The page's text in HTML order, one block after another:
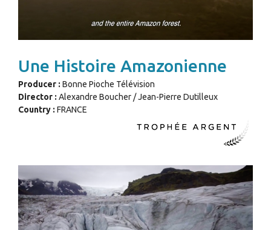
Une Histoire Amazonienne
Producer : Bonne Pioche Télévision
Director : Alexandre Boucher / Jean-Pierre Dutilleux
Country : FRANCE